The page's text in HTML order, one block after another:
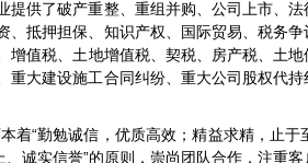
提供了破产重整、重组并购、公司上市、
、抵押担保、知识产权、国际贸易、税务
增值税、土地增值税、契税、房产税、土
重大建设施工合同纠纷、重大公司股权代
着“勤勉诚信，优质高效；精益求精，止于
、诚实信誉”的原则，崇尚团队合作，注重